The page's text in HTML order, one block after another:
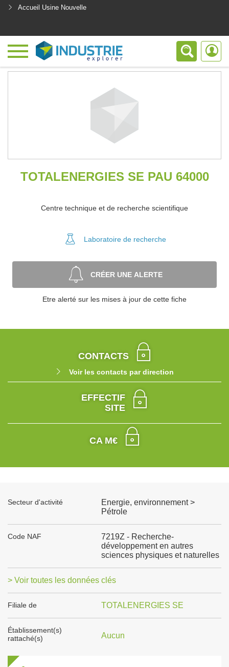
Accueil Usine Nouvelle
TOTALENERGIES SE PAU 64000
Centre technique et de recherche scientifique
Laboratoire de recherche
CRÉER UNE ALERTE
Etre alerté sur les mises à jour de cette fiche
CONTACTS
Voir les contacts par direction
EFFECTIF
SITE
CA M€
Secteur d'activité
Energie, environnement >
Pétrole
Code NAF
7219Z - Recherche-
développement en autres
sciences physiques et naturelles
> Voir toutes les données clés
Filiale de TOTALENERGIES SE
Établissement(s)
rattaché(s)
Aucun